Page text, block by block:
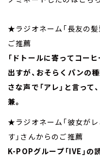
★ラジオネーム「長友の
ご推薦
「ドトールに寄ってコー
出すが、おそらくパンの
さな声で「アレ」と言っ
兼。
★ラジオネーム「彼女が
す」さんからのご推薦
K-POPグループ「IVE」の